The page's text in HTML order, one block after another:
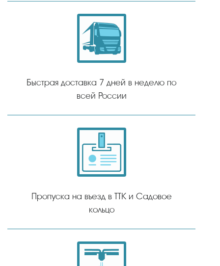
Быстрая доставка 7 дней в неделю по
всей России
Пропуска на въезд в ТТК и Садовое
кольцо